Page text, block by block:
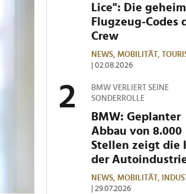
Lice": Die
Flugzeug-Codes
Crew
NEWS, MOBILITÄT,
| 02.08.2026
BMW VERLIERT SEINE
SONDERROLLE
BMW: Geplanter
Abbau von 8.000
Stellen zeigt die
der
NEWS, MOBILITÄT,
| 29.07.2026